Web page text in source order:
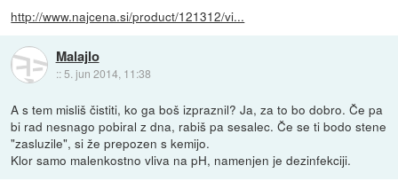
http://www.najcena.si/product/121312/vi...
Malajlo
:: 5. jun 2014, 11:38
A s tem misliš čistiti, ko ga boš izpraznil? Ja, za to bo dobro. Če pa
bi rad nesnago pobiral z dna, rabiš pa sesalec. Če se ti bodo stene
"zasluzile", si že prepozen s kemijo.
Klor samo malenkostno vliva na pH, namenjen je dezinfekciji.